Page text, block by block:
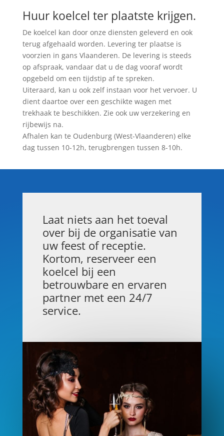
Huur koelcel ter plaatste krijgen.
De koelcel kan door onze diensten geleverd en ook
terug afgehaald worden. Levering ter plaatse is
voorzien in gans Vlaanderen. De levering is steeds
op afspraak, vandaar dat u de dag vooraf wordt
opgebeld om een tijdstip af te spreken.
Uiteraard, kan u ook zelf instaan voor het vervoer. U
dient daartoe over een geschikte wagen met
trekhaak te beschikken. Zie ook uw verzekering en
rijbewijs na.
Afhalen kan te Oudenburg (West-Vlaanderen) elke
dag tussen 10-12h, terugbrengen tussen 8-10h.
Laat niets aan het toeval
over bij de organisatie van
uw feest of receptie.
Kortom, reserveer een
koelcel bij een
betrouwbare en ervaren
partner met een 24/7
service.